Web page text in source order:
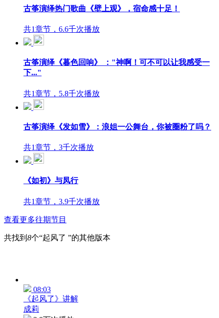
古筝演绎热门歌曲《壁上观》，宿命感十足！
共1章节，6.6千次播放
古筝演绎《暮色回响》 ："神啊！可不可以让我感受一
下..."
共1章节，5.8千次播放
古筝演绎《发如雪》：浪姐一公舞台，你被圈粉了吗？
共1章节，3千次播放
《如初》与凤行
共1章节，3.9千次播放
查看更多往期节目
共找到 8个“起风了 ”的其他版本
08:03
《起风了》讲解
成莉